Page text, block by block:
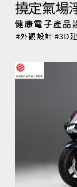
撓定氣場
健康電子產品
外觀設計 3D